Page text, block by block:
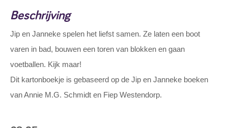
Beschrijving
Jip en Janneke spelen het liefst samen. Ze laten een boot
varen in bad, bouwen een toren van blokken en gaan
voetballen. Kijk maar!
Dit kartonboekje is gebaseerd op de Jip en Janneke boeken
van Annie M.G. Schmidt en Fiep Westendorp.